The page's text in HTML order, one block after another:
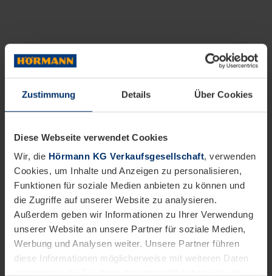
Zustimmung Details Über Cookies
Diese Webseite verwendet Cookies
Wir, die Hörmann KG Verkaufsgesellschaft, verwenden
Cookies, um Inhalte und Anzeigen zu personalisieren,
Funktionen für soziale Medien anbieten zu können und
die Zugriffe auf unserer Website zu analysieren.
Außerdem geben wir Informationen zu Ihrer Verwendung
unserer Website an unsere Partner für soziale Medien,
Werbung und Analysen weiter. Unsere Partner führen
diese Informationen möglicherweise mit weiteren Daten